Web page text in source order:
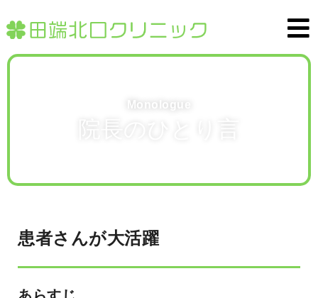
Monologue
院長のひとり言
患者さんが大活躍
あらすじ